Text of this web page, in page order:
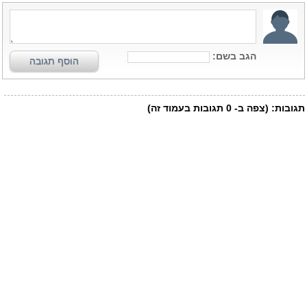
הגב בשם: הוסף תגובה
תגובות: (צפה ב- 0 תגובות בעמוד זה)